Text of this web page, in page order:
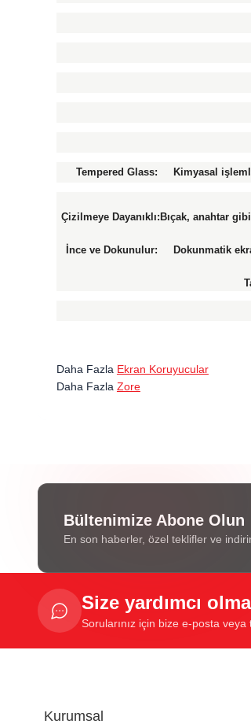
Tempered Glass: Kimyasal
Çizilmeye Dayanıklı:Bıçak, anahtar
İnce ve Dokunulur: Dokunmatik
Daha Fazla Ekran Koruyucular
Daha Fazla Zore
Bültenimize Abone Olun
En son haberler, özel teklifler ve
Size yardımcı
Sorularınız için bize e-posta
Kurumsal